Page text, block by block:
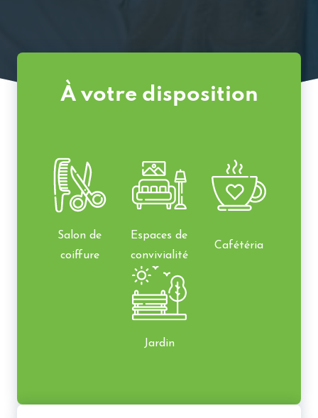
À votre disposition
Salon de
coiffure
Espaces de
convivialité
Cafétéria
Jardin